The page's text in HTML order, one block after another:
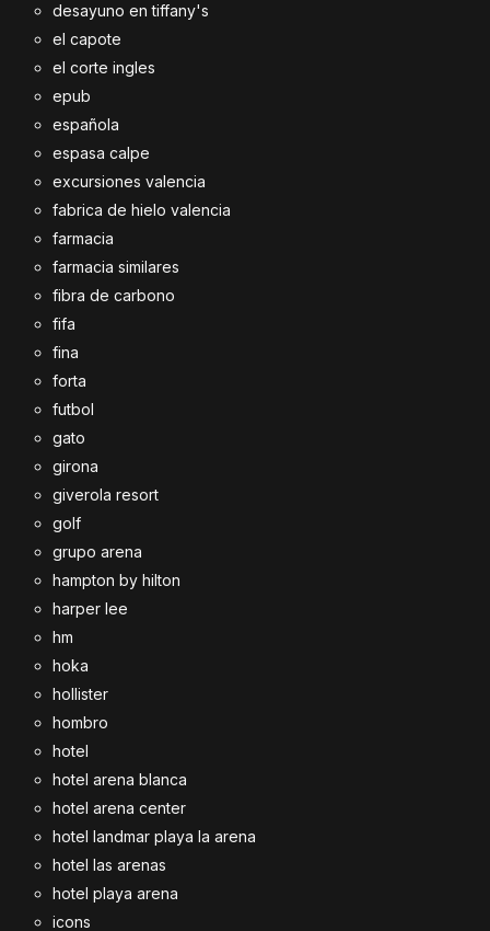
desayuno en tiffany's
el capote
el corte ingles
epub
española
espasa calpe
excursiones valencia
fabrica de hielo valencia
farmacia
farmacia similares
fibra de carbono
fifa
fina
forta
futbol
gato
girona
giverola resort
golf
grupo arena
hampton by hilton
harper lee
hm
hoka
hollister
hombro
hotel
hotel arena blanca
hotel arena center
hotel landmar playa la arena
hotel las arenas
hotel playa arena
icons